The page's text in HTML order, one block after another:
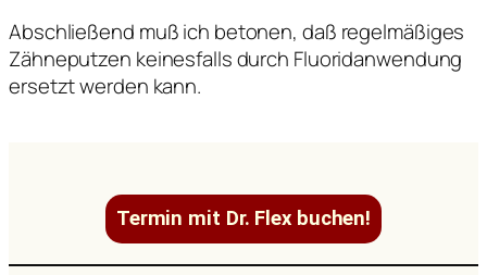
Abschließend muß ich betonen, daß regelmäßiges
Zähneputzen keinesfalls durch Fluoridanwendung
ersetzt werden kann.
Termin mit Dr. Flex buchen!